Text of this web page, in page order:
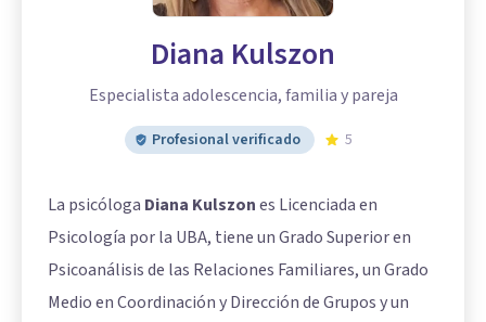
Diana Kulszon
Especialista adolescencia, familia y pareja
Profesional verificado 5
La psicóloga Diana Kulszones Licenciada en
Psicología por la UBA, tiene un Grado Superior en
Psicoanálisis de las Relaciones Familiares, un Grado
Medio en Coordinación y Dirección de Grupos y un